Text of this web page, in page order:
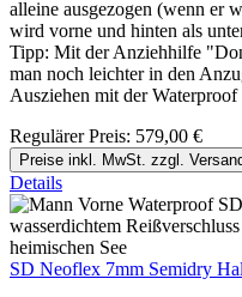
alleine ausgezogen (wenn er
wird vorne und hinten als
Tipp: Mit der Anziehhilfe
man noch leichter in den
Ausziehen mit der Waterproof
Regulärer Preis: 579,00 €
Preise inkl. MwSt. zzgl.
Details
SD Neoflex 7mm Semidry